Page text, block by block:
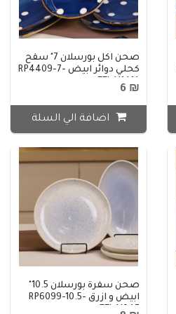
صحن اكل بورسلان 7" سفح
كحلي دوائر ابيض RP4409-7-
FEJ-H141A
₪ 6
اضافة الي السلة
ابيض و ازرق RP6099-10.5-
FEJ-H947